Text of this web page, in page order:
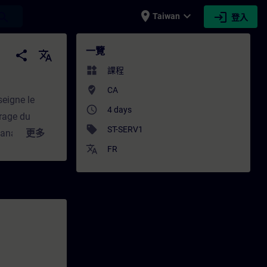
place Taiwan expand_more login 登入
- 專業發展 | SITRAIN
share
translate
le
du
et
pratique
更多
一覽
widgets 課程
where_to_vote CA
access_time 4 days
sell ST-SERV1
translate FR